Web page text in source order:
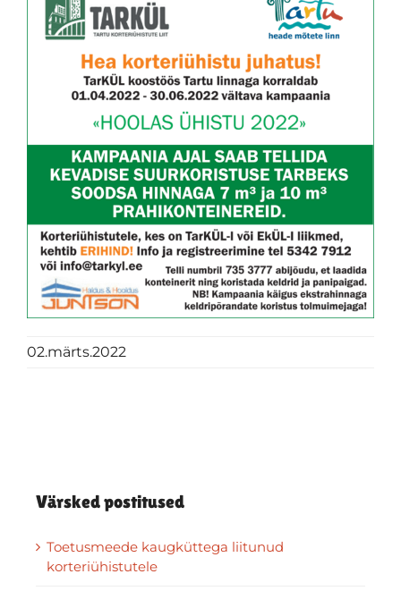
02.märts.2022
Värsked postitused
Toetusmeede kaugküttega liitunud
korteriühistutele